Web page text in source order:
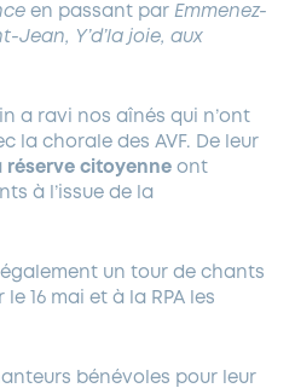
en passant par Emmenez-
Jean, Y’d’la joie, aux
a ravi nos aînés qui n’ont
la chorale des AVF. De leur
réserve citoyenne ont
à l’issue de la
également un tour de chants
16 mai et à la RPA les
bénévoles pour leur